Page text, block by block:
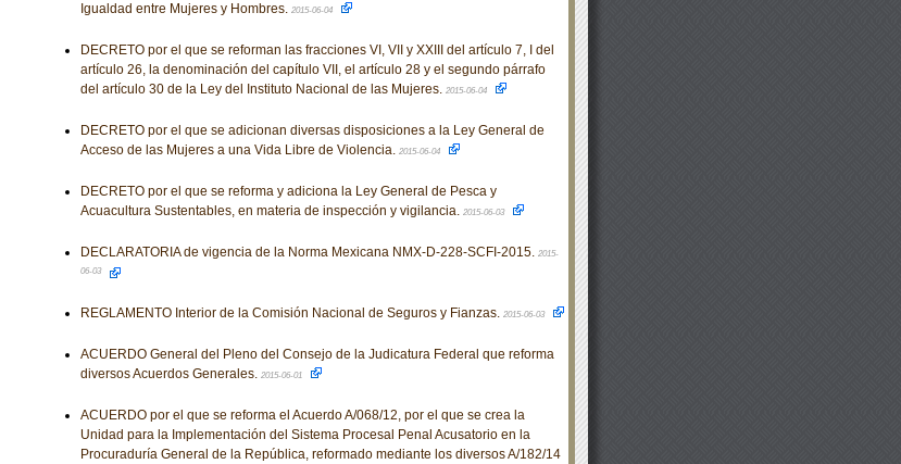
Igualdad entre Mujeres y Hombres. 2015-06-04
DECRETO por el que se reforman las fracciones VI, VII y XXIII del artículo 7, I del
artículo 26, la denominación del capítulo VII, el artículo 28 y el segundo párrafo
del artículo 30 de la Ley del Instituto Nacional de las Mujeres. 2015-06-04
DECRETO por el que se adicionan diversas disposiciones a la Ley General de
Acceso de las Mujeres a una Vida Libre de Violencia. 2015-06-04
DECRETO por el que se reforma y adiciona la Ley General de Pesca y
Acuacultura Sustentables, en materia de inspección y vigilancia. 2015-06-03
DECLARATORIA de vigencia de la Norma Mexicana NMX-D-228-SCFI-2015. 2015-
06-03
REGLAMENTO Interior de la Comisión Nacional de Seguros y Fianzas. 2015-06-03
ACUERDO General del Pleno del Consejo de la Judicatura Federal que reforma
diversos Acuerdos Generales. 2015-06-01
ACUERDO por el que se reforma el Acuerdo A/068/12, por el que se crea la
Unidad para la Implementación del Sistema Procesal Penal Acusatorio en la
Procuraduría General de la República, reformado mediante los diversos A/182/14